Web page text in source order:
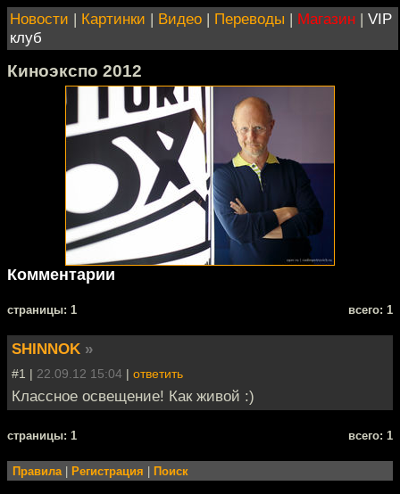
Новости | Картинки | Видео | Переводы | Магазин | VIP
клуб
Киноэкспо 2012
Комментарии
cтраницы: 1 всего: 1
SHINNOK »
#1 | 22.09.12 15:04 | ответить
Классное освещение! Как живой :)
cтраницы: 1 всего: 1
Правила Регистрация Поиск